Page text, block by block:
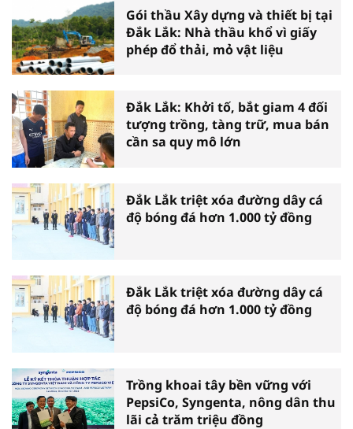
Gói thầu Xây dựng và thiết bị tại
Đắk Lắk: Nhà thầu khổ vì giấy
phép đổ thải, mỏ vật liệu
Đắk Lắk: Khởi tố, bắt giam 4 đối
tượng trồng, tàng trữ, mua bán
cần sa quy mô lớn
Đắk Lắk triệt xóa đường dây cá
độ bóng đá hơn 1.000 tỷ đồng
Đắk Lắk triệt xóa đường dây cá
độ bóng đá hơn 1.000 tỷ đồng
Trồng khoai tây bền vững với
PepsiCo, Syngenta, nông dân thu
lãi cả trăm triệu đồng